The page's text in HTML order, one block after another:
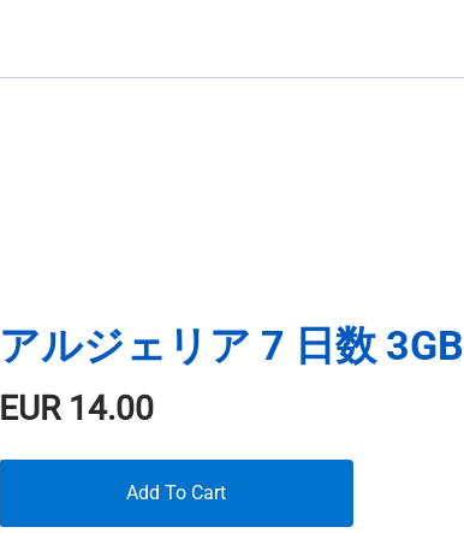
アルジェリア 7 日数 3GB
EUR14.00
Add To Cart